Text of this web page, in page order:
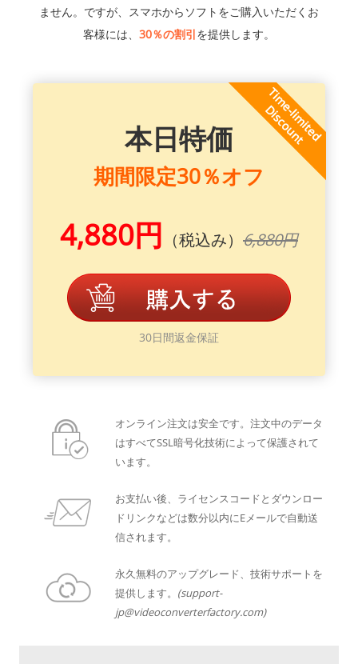
ません。ですが、スマホからソフトをご購入いただくお
客様には、 30％の割引を提供します。
本日特価
期間限定30％オフ
4,880円 （税込み） 6,880円
30日間返金保証
オンライン注文は安全です。注文中のデータ
はすべてSSL暗号化技術によって保護されて
います。
お支払い後、ライセンスコードとダウンロー
ドリンクなどは数分以内にEメールで自動送
信されます。
永久無料のアップグレード、技術サポートを
提供します。 (support-
jp@videoconverterfactory.com)